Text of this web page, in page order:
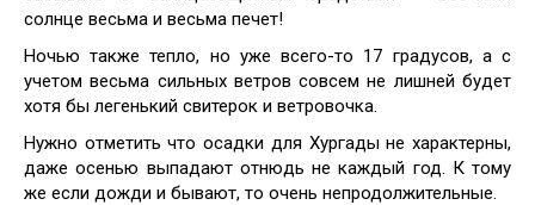
солнце весьма и весьма печет!
Ночью также тепло, но уже всего-то 17 градусов, а с
учетом весьма сильных ветров совсем не лишней будет
хотя бы легенький свитерок и ветровочка.
Нужно отметить что осадки для Хургады не характерны,
даже осенью выпадают отнюдь не каждый год. К тому
же если дожди и бывают, то очень непродолжительные.